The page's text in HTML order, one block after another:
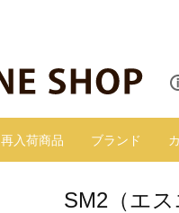
再入荷商品 ブランド
SM2（エ